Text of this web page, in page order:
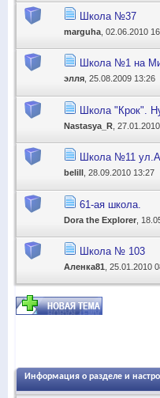
Школа №37
marguha , 02.06.2010
Школа №1 на
элля , 25.08.2009 13:26
Школа "Крок".
Nastasya_R ,
Школа №11
belill , 28.09.2010 13:27
61-ая школа.
Dora the Explorer ,
Школа № 103
Аленка81 , 25.01.2010
Информация о разделе и